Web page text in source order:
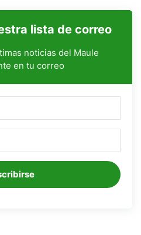
lista de correo
noticias del Maule
en tu correo